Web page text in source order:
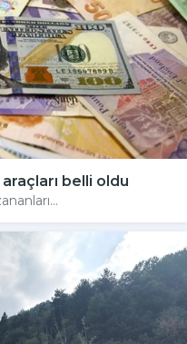
araçları belli oldu